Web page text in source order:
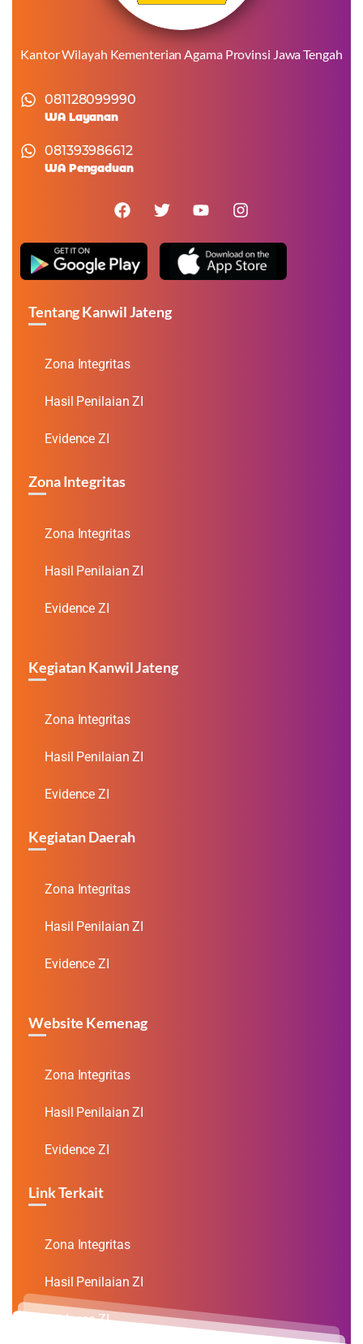
Kantor Wilayah Kementerian Agama Provinsi Jawa Tengah
081128099990
WA Layanan
081393986612
WA Pengaduan
Tentang Kanwil Jateng
Zona Integritas
Hasil Penilaian ZI
Evidence ZI
Zona Integritas
Zona Integritas
Hasil Penilaian ZI
Evidence ZI
Kegiatan Kanwil Jateng
Zona Integritas
Hasil Penilaian ZI
Evidence ZI
Kegiatan Daerah
Zona Integritas
Hasil Penilaian ZI
Evidence ZI
Website Kemenag
Zona Integritas
Hasil Penilaian ZI
Evidence ZI
Link Terkait
Zona Integritas
Hasil Penilaian ZI
Evidence ZI